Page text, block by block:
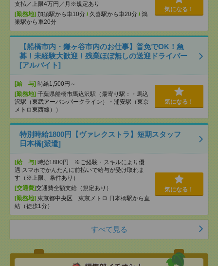
支払／上限4万円／月※規定あり
[勤務地] 加須駅から車10分 / 久喜駅から車20分 / 鴻
巣駅から車20分
気になる！
【船橋市内・鎌ヶ谷市内のお仕事】普免でOK！急
募！未経験大歓迎！残業ほぼ無しの送迎ドライバー
[アルバイト]
[給 与] 時給1,500円～
[勤務地] 千葉県船橋市馬込沢駅（最寄り駅：・馬込
沢駅（東武アーバンパークライン）・浦安駅（東京
メトロ東西線））
気になる！
特別時給1800円【ヴァレクストラ】短期スタッフ
日本橋[派遣]
[給 与] 時給1800円 ※ご経験・スキルにより優
遇 スマホでかんたんに前払いで給与が受け取れま
す（※上限、条件あり）
[交通費]交通費全額支給（規定あり）
[勤務地] 東京都中央区 東京メトロ 日本橋駅から直
結（徒歩1分）
気になる！
すべて見る